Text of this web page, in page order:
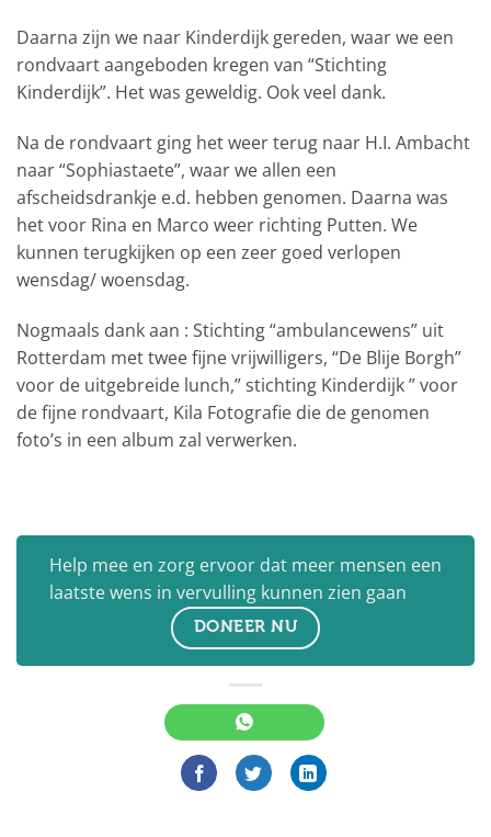
Daarna zijn we naar Kinderdijk gereden, waar we een
rondvaart aangeboden kregen van “Stichting
Kinderdijk”. Het was geweldig. Ook veel dank.
Na de rondvaart ging het weer terug naar H.I. Ambacht
naar “Sophiastaete”, waar we allen een
afscheidsdrankje e.d. hebben genomen. Daarna was
het voor Rina en Marco weer richting Putten. We
kunnen terugkijken op een zeer goed verlopen
wensdag/ woensdag.
Nogmaals dank aan : Stichting “ambulancewens” uit
Rotterdam met twee fijne vrijwilligers, “De Blije Borgh”
voor de uitgebreide lunch,” stichting Kinderdijk ” voor
de fijne rondvaart, Kila Fotografie die de genomen
foto’s in een album zal verwerken.
Help mee en zorg ervoor dat meer mensen een
laatste wens in vervulling kunnen zien gaan
DONEER NU